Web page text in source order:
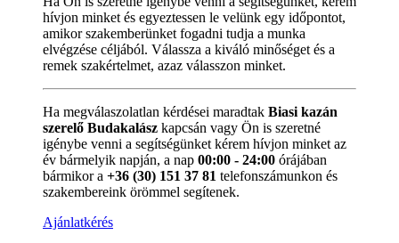
hívjon minket és egyeztessen le velünk egy időpontot,
amikor szakemberünket fogadni tudja a munka
elvégzése céljából. Válassza a kiváló minőséget és a
remek szakértelmet, azaz válasszon minket.
Ha megválaszolatlan kérdései maradtak Biasi kazán
szerelő Budakalász kapcsán vagy Ön is szeretné
igénybe venni a segítségünket kérem hívjon minket az
év bármelyik napján, a nap 00:00 - 24:00 órájában
bármikor a +36 (30) 151 37 81 telefonszámunkon és
szakembereink örömmel segítenek.
Ajánlatkérés